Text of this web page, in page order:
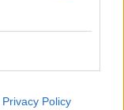
Privacy Policy
a hazai
sem
az